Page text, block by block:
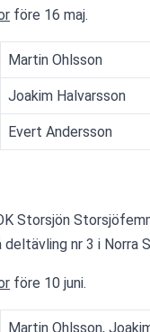
före 16 maj.
Martin Ohlsson
Joakim Halvarsson
Evert Andersson
Storsjön
deltävling nr 3 i Norra
före 10 juni.
Martin Ohlsson,